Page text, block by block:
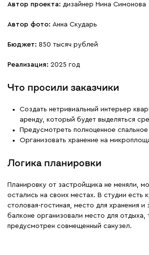
Автор проекта: дизайнер Нина Симонова
Автор фото: Анна Скударь
Бюджет: 850 тысяч рублей
Реализация: 2025 год
Что просили заказчики
Создать нетривиальный интерьер
аренду, который будет выделяться
Предусмотреть полноценное
Организовать хранение на
Логика планировки
Планировку от застройщика не меняли,
остались на своих местах. В студии есть
столовая-гостиная, место для хранения и
балконе организовали место для отдыха,
предусмотрен совмещенный санузел.